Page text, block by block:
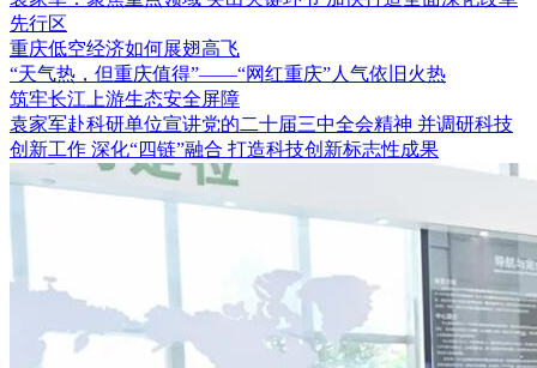
先行区
重庆低空经济如何展翅高飞
“天气热，但重庆值得”——“网红重庆”人气依旧火热
筑牢长江上游生态安全屏障
袁家军赴科研单位宣讲党的二十届三中全会精神 并调研科技
创新工作 深化“四链”融合 打造科技创新标志性成果